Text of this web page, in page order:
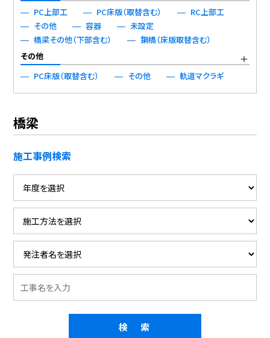
PC上部工
PC床版（取替含む）
RC上部工
その他
容器
未設定
橋梁その他（下部含む）
鋼橋（床版取替含む）
その他
PC床版（取替含む）
その他 軌道マクラギ
橋梁
施工事例検索